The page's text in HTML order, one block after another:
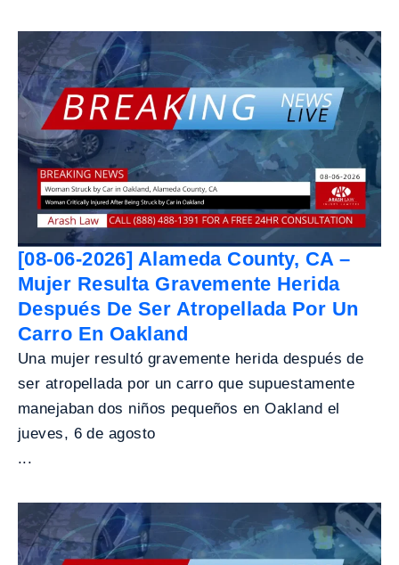
[08-06-2026] Alameda County, CA –
Mujer Resulta Gravemente Herida
Después De Ser Atropellada Por Un
Carro En Oakland
Una mujer resultó gravemente herida después de
ser atropellada por un carro que supuestamente
manejaban dos niños pequeños en Oakland el
jueves, 6 de agosto
...